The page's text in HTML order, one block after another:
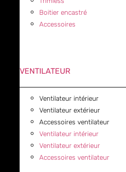
Boitier encastré
Accessoires
VENTILATEUR
Ventilateur intérieur
Ventilateur extérieur
Accessoires ventilateur
Ventilateur intérieur
Ventilateur extérieur
Accessoires ventilateur